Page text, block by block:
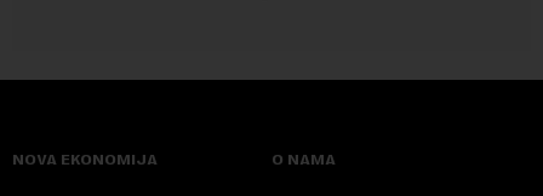
NOVA EKONOMIJA O NAMA